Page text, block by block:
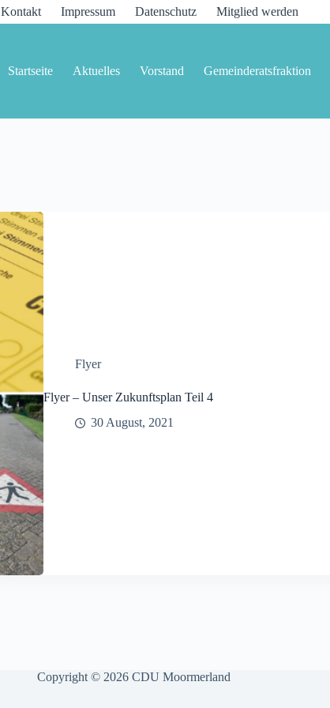
Kontakt Impressum Datenschutz Mitglied werden
Startseite Aktuelles Vorstand Gemeinderatsfraktion
Flyer
Flyer – Unser Zukunftsplan Teil 4
30 August, 2021
Copyright © 2026 CDU Moormerland